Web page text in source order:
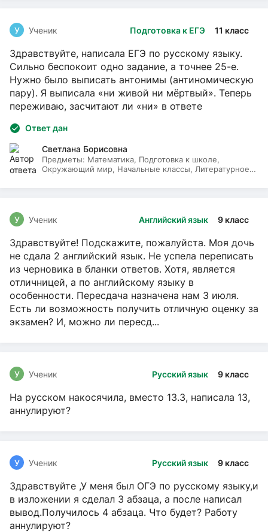
Подготовка к ЕГЭ 11 класс
У Ученик
Здравствуйте, написала ЕГЭ по русскому языку.
Сильно беспокоит одно задание, а точнее 25-е.
Нужно было выписать антонимы (антиномическую
пару). Я выписала «ни живой ни мёртвый». Теперь
переживаю, засчитают ли «ни» в ответе
Ответ дан
Светлана Борисовна
Предметы: Математика, Подготовка к школе,
Окружающий мир, Начальные классы, Литературное
Английский язык 9 класс
У Ученик
Здравствуйте! Подскажите, пожалуйста. Моя дочь
не сдала 2 английский язык. Не успела переписать
из черновика в бланки ответов. Хотя, является
отличницей, а по английскому языку в
особенности. Пересдача назначена нам 3 июля.
Есть ли возможность получить отличную оценку за
экзамен? И, можно ли пересд...
Русский язык 9 класс
У Ученик
На русском накосячила, вместо 13.3, написала 13,
аннулируют?
Русский язык 9 класс
У Ученик
Здравствуйте ,У меня был ОГЭ по русскому языку,и
в изложении я сделал 3 абзаца, а после написал
вывод.Получилось 4 абзаца. Что будет? Работу
аннулируют?